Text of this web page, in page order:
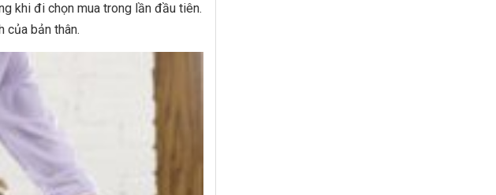
khi đi chọn mua trong lần đầu tiên.
của bản thân.